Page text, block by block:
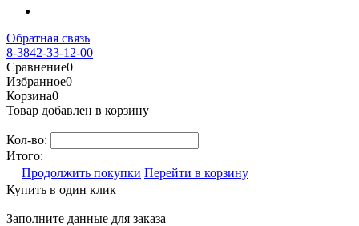
Обратная связь
8-3842-33-12-00
Сравнение0
Избранное0
Корзина0
Товар добавлен в корзину
Кол-во:
Итого:
Продолжить покупки Перейти в корзину
Купить в один клик
Заполните данные для заказа